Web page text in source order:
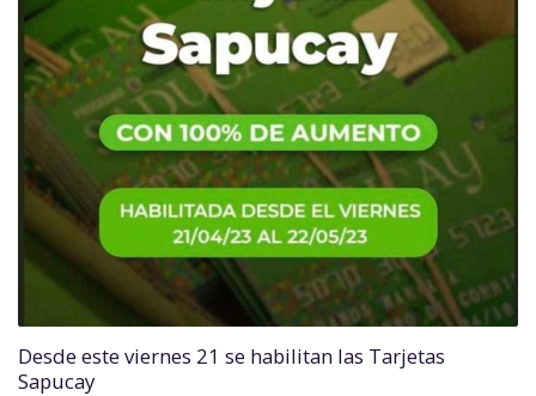
Desde este viernes 21 se habilitan las Tarjetas
Sapucay